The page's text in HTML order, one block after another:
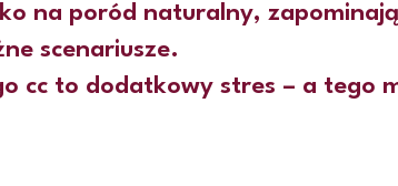
na poród naturalny,
scenariusze.
cc to dodatkowy stres – a tego